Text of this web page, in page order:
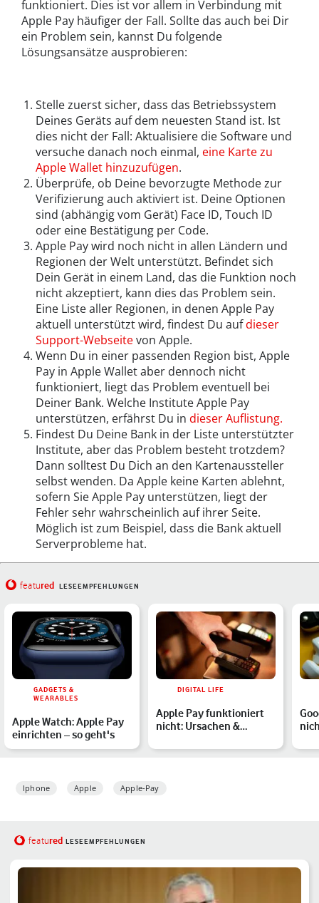
funktioniert. Dies ist vor allem in Verbindung mit
Apple Pay häufiger der Fall. Sollte das auch bei Dir
ein Problem sein, kannst Du folgende
Lösungsansätze ausprobieren:
Stelle zuerst sicher, dass das Betriebssystem
Deines Geräts auf dem neuesten Stand ist. Ist
dies nicht der Fall: Aktualisiere die Software und
versuche danach noch einmal, eine Karte zu
Apple Wallet hinzuzufügen.
Überprüfe, ob Deine bevorzugte Methode zur
Verifizierung auch aktiviert ist. Deine Optionen
sind (abhängig vom Gerät) Face ID, Touch ID
oder eine Bestätigung per Code.
Apple Pay wird noch nicht in allen Ländern und
Regionen der Welt unterstützt. Befindet sich
Dein Gerät in einem Land, das die Funktion noch
nicht akzeptiert, kann dies das Problem sein.
Eine Liste aller Regionen, in denen Apple Pay
aktuell unterstützt wird, findest Du aufdieser
Support-Webseitevon Apple.
Wenn Du in einer passenden Region bist, Apple
Pay in Apple Wallet aber dennoch nicht
funktioniert, liegt das Problem eventuell bei
Deiner Bank. Welche Institute Apple Pay
unterstützen, erfährst Du in dieser Auflistung.
Findest Du Deine Bank in der Liste unterstützter
Institute, aber das Problem besteht trotzdem?
Dann solltest Du Dich an den Kartenaussteller
selbst wenden. Da Apple keine Karten ablehnt,
sofern Sie Apple Pay unterstützen, liegt der
Fehler sehr wahrscheinlich auf ihrer Seite.
Möglich ist zum Beispiel, dass die Bank aktuell
Serverprobleme hat.
featured LESEEMPFEHLUNGEN
GADGETS &
WEARABLES
Apple Watch: Apple Pay
einrichten – so geht's
DIGITAL LIFE
Apple Pay funktioniert
nicht: Ursachen &
Iphone Apple Apple-Pay
featured LESEEMPFEHLUNGEN